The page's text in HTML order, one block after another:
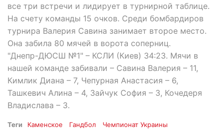
все три встречи и лидирует в турнирной таблице.
На счету команды 15 очков. Среди бомбардиров
турнира Валерия Савина занимает второе место.
Она забила 80 мячей в ворота соперниц.
"Днепр-ДЮСШ №1" – КСЛИ (Киев) 34:23. Мячи в
нашей команде забивали – Савина Валерия – 11,
Кимлик Диана – 7, Чепурная Анастасия – 6,
Ташкевич Алина – 4, Зайчук София – 3, Кочедеря
Владислава – 3.
Теги Каменское Гандбол
Чемпионат Украины